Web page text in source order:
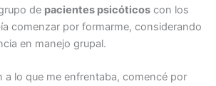
de pacientes psicóticos con los
comenzar por formarme, considerando
en manejo grupal.
a lo que me enfrentaba, comencé por